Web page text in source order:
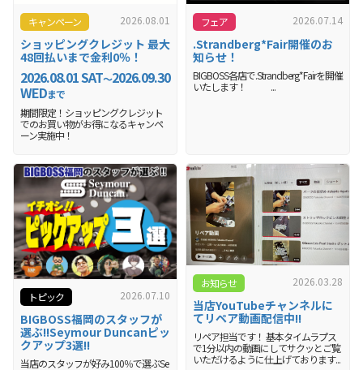
キャンペーン 2026.08.01
ショッピングクレジット 最大
48回払いまで金利0％！
2026.08.01 SAT〜2026.09.30
WEDまで
期間限定！ショッピングクレジット
でのお買い物がお得になるキャンペ
ーン実施中！
フェア 2026.07.14
.Strandberg*Fair開催のお
知らせ！
BIGBOSS各店で.Strandberg*Fairを開催
いたします！ ...
トピック 2026.07.10
BIGBOSS福岡のスタッフが
選ぶ!!Seymour Duncanピッ
クアップ3選!!
当店のスタッフが好み100％で選ぶSe
お知らせ 2026.03.28
当店YouTubeチャンネルに
てリペア動画配信中!!
リペア担当です！ 基本タイムラプス
で1分以内の動画にしてサクッとご覧
いただけるように仕上げております...